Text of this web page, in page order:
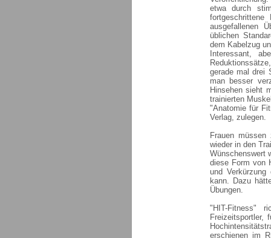
etwa durch
ausgefallenen
üblichen
dem Kabelzug
Interessant,
gerade mal drei
man besser
Hinsehen sieht
trainierten
"Anatomie für
Verlag, zulegen.
Frauen
wieder in den
Wünschenswert
diese Form von
und
kann. Dazu
Übungen.
"HIT-Fitness"
erschienen im